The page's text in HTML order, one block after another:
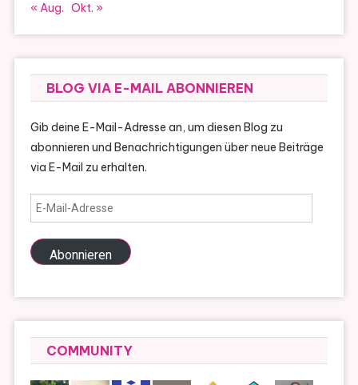
« Aug. Okt. »
BLOG VIA E-MAIL ABONNIEREN
Gib deine E-Mail-Adresse an, um diesen Blog zu
abonnieren und Benachrichtigungen über neue Beiträge
via E-Mail zu erhalten.
E-
Mail-
Adresse
Abonnieren
COMMUNITY